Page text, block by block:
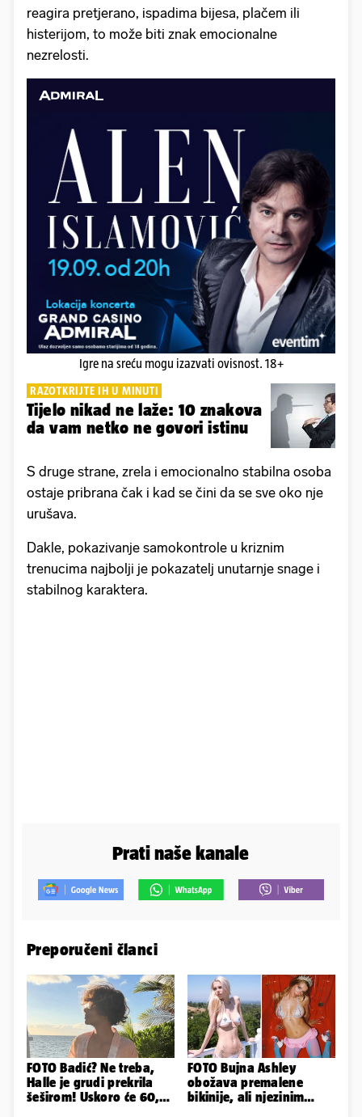
reagira pretjerano, ispadima bijesa, plačem ili
histerijom, to može biti znak emocionalne
nezrelosti.
Igre na sreću mogu izazvati ovisnost. 18+
RAZOTKRIJTE IH U MINUTI
Tijelo nikad ne laže: 10 znakova
da vam netko ne govori istinu
S druge strane, zrela i emocionalno stabilna osoba
ostaje pribrana čak i kad se čini da se sve oko nje
urušava.
Dakle, pokazivanje samokontrole u kriznim
trenucima najbolji je pokazatelj unutarnje snage i
stabilnog karaktera.
Prati naše kanale
Preporučeni članci
FOTO Badić? Ne treba,
Halle je grudi prekrila
šeširom! Uskoro će 60,
FOTO Bujna Ashley
obožava premalene
bikinije, ali njezinim